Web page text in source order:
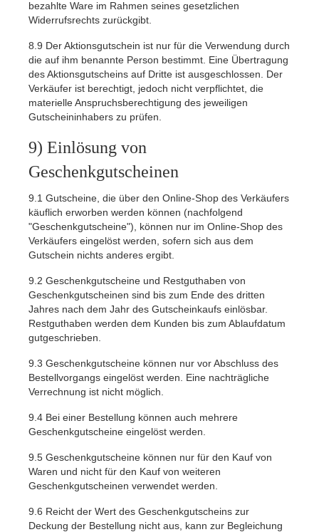
bezahlte Ware im Rahmen seines gesetzlichen
Widerrufsrechts zurückgibt.
8.9 Der Aktionsgutschein ist nur für die Verwendung durch
die auf ihm benannte Person bestimmt. Eine Übertragung
des Aktionsgutscheins auf Dritte ist ausgeschlossen. Der
Verkäufer ist berechtigt, jedoch nicht verpflichtet, die
materielle Anspruchsberechtigung des jeweiligen
Gutscheininhabers zu prüfen.
9) Einlösung von
Geschenkgutscheinen
9.1 Gutscheine, die über den Online-Shop des Verkäufers
käuflich erworben werden können (nachfolgend
"Geschenkgutscheine"), können nur im Online-Shop des
Verkäufers eingelöst werden, sofern sich aus dem
Gutschein nichts anderes ergibt.
9.2 Geschenkgutscheine und Restguthaben von
Geschenkgutscheinen sind bis zum Ende des dritten
Jahres nach dem Jahr des Gutscheinkaufs einlösbar.
Restguthaben werden dem Kunden bis zum Ablaufdatum
gutgeschrieben.
9.3 Geschenkgutscheine können nur vor Abschluss des
Bestellvorgangs eingelöst werden. Eine nachträgliche
Verrechnung ist nicht möglich.
9.4 Bei einer Bestellung können auch mehrere
Geschenkgutscheine eingelöst werden.
9.5 Geschenkgutscheine können nur für den Kauf von
Waren und nicht für den Kauf von weiteren
Geschenkgutscheinen verwendet werden.
9.6 Reicht der Wert des Geschenkgutscheins zur
Deckung der Bestellung nicht aus, kann zur Begleichung